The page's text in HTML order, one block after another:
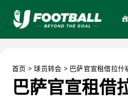
首页 >球员转会 > 巴萨官宣租借拉什
巴萨官宣租借